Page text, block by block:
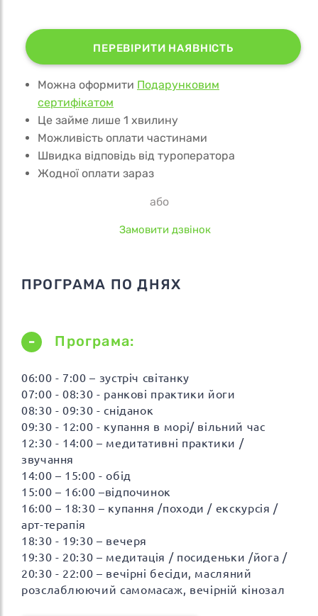
ПЕРЕВІРИТИ НАЯВНІСТЬ
Можна оформити Подарунковим
сертифікатом
Це займе лише 1 хвилину
Можливість оплати частинами
Швидка відповідь від туроператора
Жодної оплати зараз
або
Замовити дзвінок
ПРОГРАМА ПО ДНЯХ
Програма:
06:00 - 7:00 – зустріч світанку
07:00 - 08:30 - ранкові практики йоги
08:30 - 09:30 - сніданок
09:30 - 12:00 - купання в морі/ вільний час
12:30 - 14:00 – медитативні практики /
звучання
14:00 – 15:00 - обід
15:00 – 16:00 –відпочинок
16:00 – 18:30 – купання /походи / екскурсія /
арт-терапія
18:30 - 19:30 – вечеря
19:30 - 20:30 – медитація / посиденьки /йога /
20:30 - 22:00 – вечірні бесіди, масляний
розслаблюючий самомасаж, вечірній кінозал